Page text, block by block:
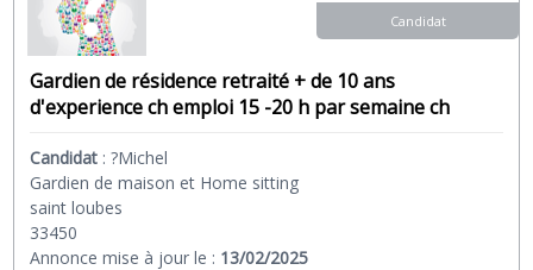
Gardien de résidence retraité + de 10 ans
d'experience ch emploi 15 -20 h par semaine ch
Candidat :?Michel
Gardien de maison et Home sitting
saint loubes
33450
Annonce mise à jour le : 13/02/2025
Candidat